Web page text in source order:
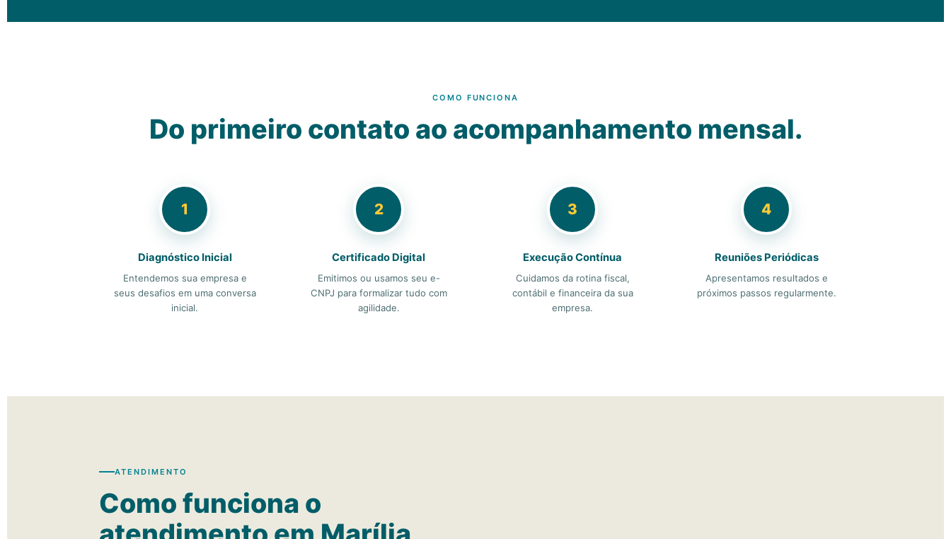
COMO FUNCIONA
Do primeiro contato ao acompanhamento mensal.
1
Diagnóstico Inicial
Entendemos sua empresa e
seus desafios em uma conversa
inicial.
2
Certificado Digital
Emitimos ou usamos seu e-
CNPJ para formalizar tudo com
agilidade.
3
Execução Contínua
Cuidamos da rotina fiscal,
contábil e financeira da sua
empresa.
4
Reuniões Periódicas
Apresentamos resultados e
próximos passos regularmente.
ATENDIMENTO
Como funciona o